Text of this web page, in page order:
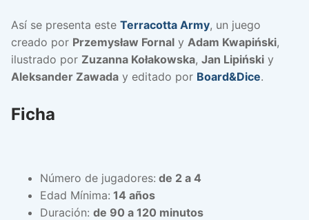
Así se presenta este Terracotta Army, un juego
creado por Przemysław Fornal y Adam Kwapiński,
ilustrado por Zuzanna Kołakowska, Jan Lipiński y
Aleksander Zawada y editado por Board&Dice.
Ficha
Número de jugadores: de 2 a 4
Edad Mínima: 14 años
Duración: de 90 a 120 minutos